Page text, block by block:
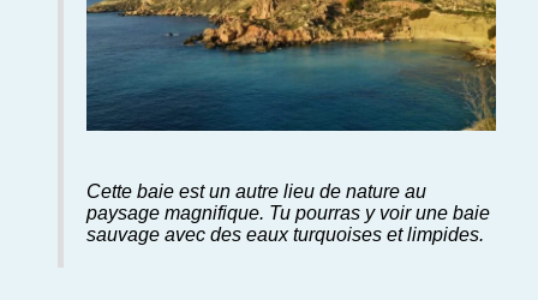
Cette baie est un autre lieu de nature au
paysage magnifique. Tu pourras y voir une baie
sauvage avec des eaux turquoises et limpides.